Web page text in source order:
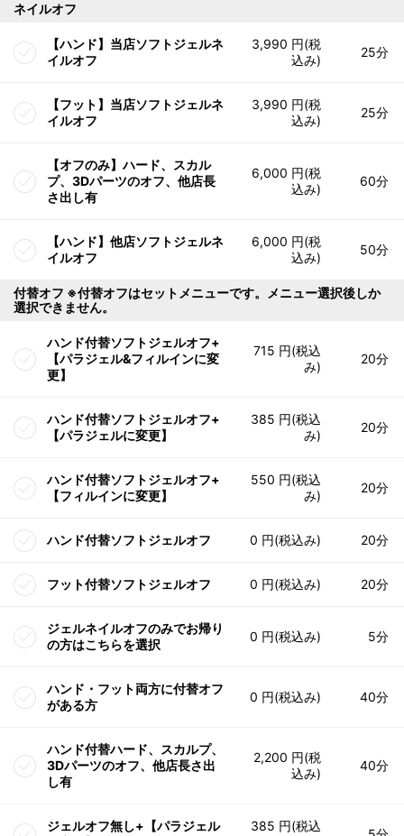
ネイルオフ
【ハンド】当店ソフトジェルネ
イルオフ
3,990 円(税
込み)
25分
【フット】当店ソフトジェルネ
イルオフ
3,990 円(税
込み)
25分
【オフのみ】ハード、スカル
プ、3Dパーツのオフ、他店長
さ出し有
6,000 円(税
込み)
60分
【ハンド】他店ソフトジェルネ
イルオフ
6,000 円(税
込み)
50分
付替オフ ※付替オフはセットメニューです。メニュー選択後しか
選択できません。
ハンド付替ソフトジェルオフ+
【パラジェル&フィルインに変
更】
715 円(税込
み)
20分
ハンド付替ソフトジェルオフ+
【パラジェルに変更】
385 円(税込
み)
20分
ハンド付替ソフトジェルオフ+
【フィルインに変更】
550 円(税込
み)
20分
ハンド付替ソフトジェルオフ 0 円(税込み) 20分
フット付替ソフトジェルオフ 0 円(税込み) 20分
ジェルネイルオフのみでお帰り
の方はこちらを選択
0 円(税込み) 5分
ハンド・フット両方に付替オフ
がある方
0 円(税込み) 40分
ハンド付替ハード、スカルプ、
3Dパーツのオフ、他店長さ出
し有
2,200 円(税
込み)
40分
ジェルオフ無し+【パラジェル
385 円(税込